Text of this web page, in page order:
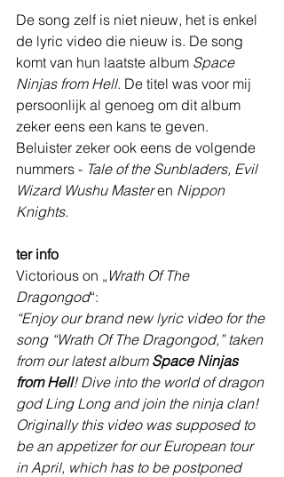
De song zelf is niet nieuw, het is enkel
de lyric video die nieuw is. De song
komt van hun laatste album Space
Ninjas from Hell. De titel was voor mij
persoonlijk al genoeg om dit album
zeker eens een kans te geven.
Beluister zeker ook eens de volgende
nummers - Tale of the Sunbladers, Evil
Wizard Wushu Master en Nippon
Knights.
ter info
Victorious on „ Wrath Of The
Dragongod“:
“Enjoy our brand new lyric video for the
song “Wrath Of The Dragongod,” taken
from our latest album Space Ninjas
from Hell! Dive into the world of dragon
god Ling Long and join the ninja clan!
Originally this video was supposed to
be an appetizer for our European tour
in April, which has to be postponed